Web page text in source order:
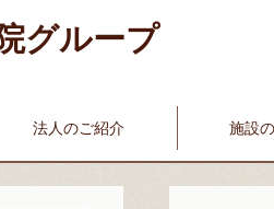
グループ
法人のご紹介 施設
新古賀クリニック